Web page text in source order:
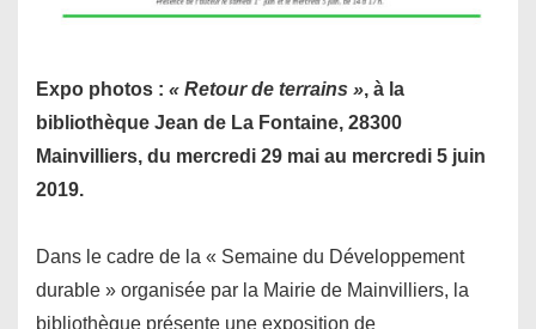
Expo photos : « Retour de terrains », à la
bibliothèque Jean de La Fontaine, 28300
Mainvilliers, du mercredi 29 mai au mercredi 5 juin
2019.
Dans le cadre de la « Semaine du Développement
durable » organisée par la Mairie de Mainvilliers, la
bibliothèque présente une exposition de